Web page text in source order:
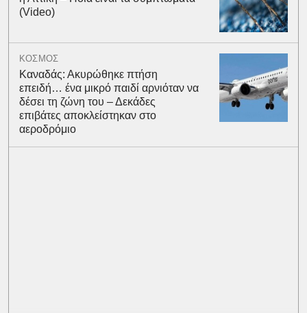
(Video)
ΚΟΣΜΟΣ
Καναδάς: Ακυρώθηκε πτήση
επειδή… ένα μικρό παιδί αρνιόταν να
δέσει τη ζώνη του – Δεκάδες
επιβάτες αποκλείστηκαν στο
αεροδρόμιο